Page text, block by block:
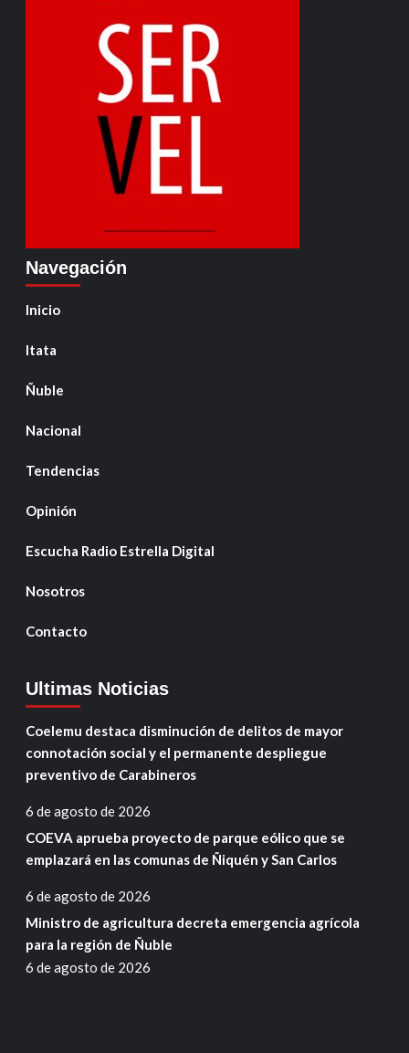
Navegación
Inicio
Itata
Ñuble
Nacional
Tendencias
Opinión
Escucha Radio Estrella Digital
Nosotros
Contacto
Ultimas Noticias
Coelemu destaca disminución de delitos de mayor
connotación social y el permanente despliegue
preventivo de Carabineros
6 de agosto de 2026
COEVA aprueba proyecto de parque eólico que se
emplazará en las comunas de Ñiquén y San Carlos
6 de agosto de 2026
Ministro de agricultura decreta emergencia agrícola
para la región de Ñuble
6 de agosto de 2026